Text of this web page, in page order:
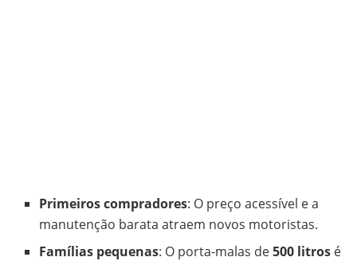
Primeiros compradores: O preço acessível e a
manutenção barata atraem novos motoristas.
Famílias pequenas: O porta-malas de500 litros é